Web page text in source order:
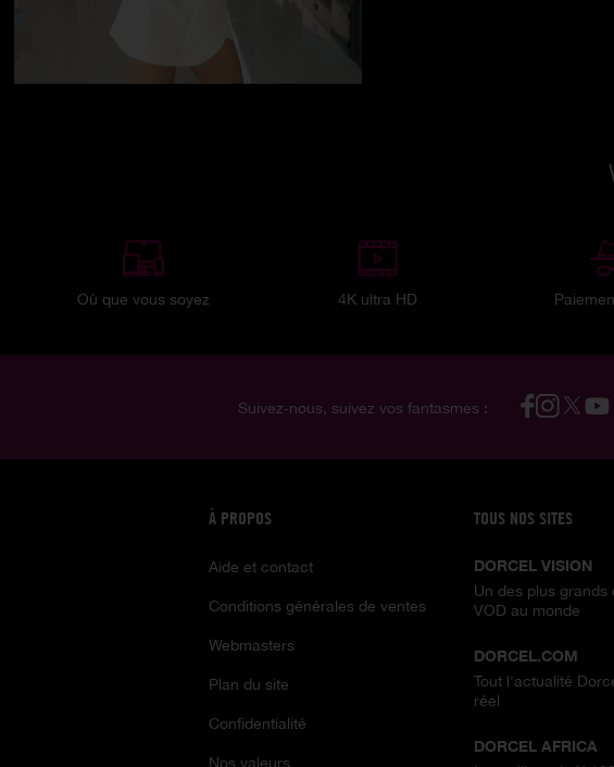
Où que vous soyez 4K ultra HD
Suivez-nous, suivez vos fantasmes :
À PROPOS
Aide et contact
Conditions générales de ventes
Webmasters
Plan du site
Confidentialité
Nos valeurs
TOUS NOS SITES
DORCEL VISION
Un des plus grands
VOD au monde
DORCEL.COM
Tout l'actualité
réel
DORCEL AFRICA